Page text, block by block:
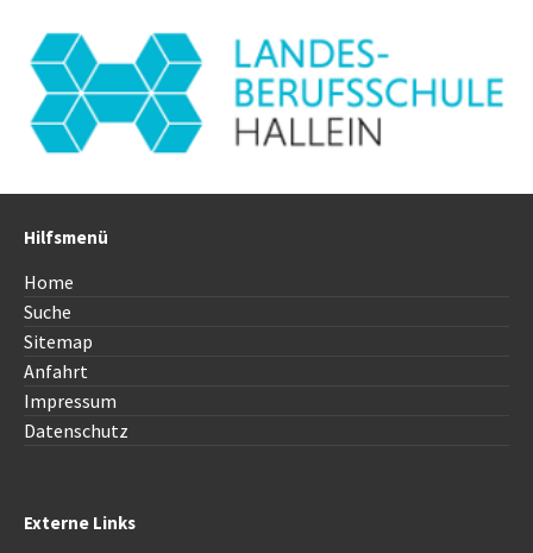
Hilfsmenü
Home
Suche
Sitemap
Anfahrt
Impressum
Datenschutz
Externe Links